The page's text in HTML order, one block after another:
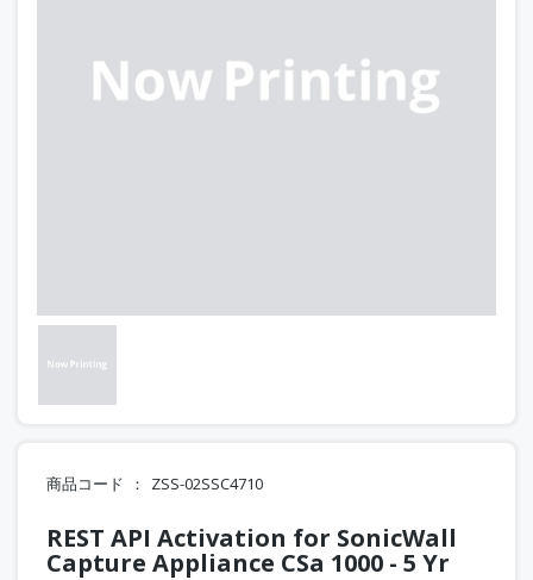
商品コード ZSS-02SSC4710
REST API Activation for SonicWall
Capture Appliance CSa 1000 - 5 Yr